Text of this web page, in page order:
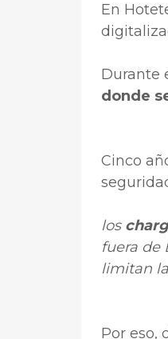
En
Durante
donde
Cinco
los
fuera de
limitan
Por eso,